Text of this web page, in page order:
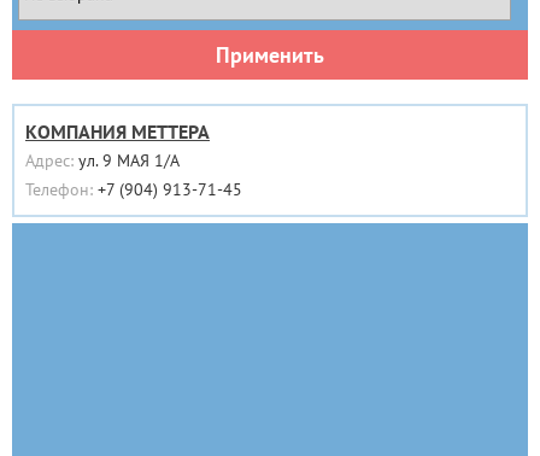
Применить
КОМПАНИЯ МЕТТЕРА
Адрес: ул. 9 МАЯ 1/А
Телефон: +7 (904) 913-71-45